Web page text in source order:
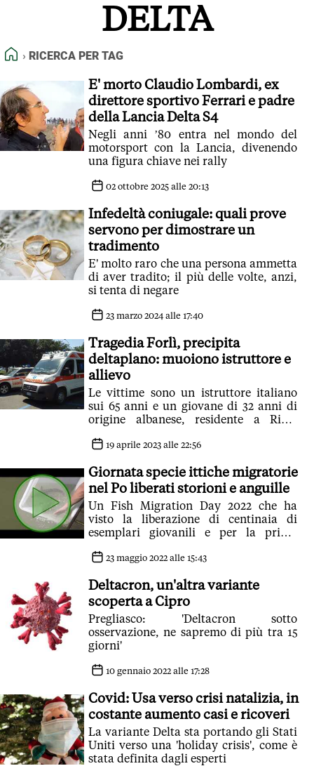
NORMATIVE DEONTOLOGICHE
TERMINI e CONDIZIONI
DELTA
HOME
RICERCA PER TAG
E' morto Claudio Lombardi, ex
direttore sportivo Ferrari e padre
della Lancia Delta S4
Negli anni ’80 entra nel mondo del
motorsport con la Lancia, divenendo
una figura chiave nei rally
02 ottobre 2025 alle 20:13
Infedeltà coniugale: quali prove
servono per dimostrare un
tradimento
E' molto raro che una persona ammetta
di aver tradito; il più delle volte, anzi,
si tenta di negare
23 marzo 2024 alle 17:40
Tragedia Forlì, precipita
deltaplano: muoiono istruttore e
allievo
Le vittime sono un istruttore italiano
sui 65 anni e un giovane di 32 anni di
origine albanese, residente a Riolo
19 aprile 2023 alle 22:56
Giornata specie ittiche migratorie
nel Po liberati storioni e anguille
Un Fish Migration Day 2022 che ha
visto la liberazione di centinaia di
esemplari giovanili e per la prima
23 maggio 2022 alle 15:43
Deltacron, un'altra variante
scoperta a Cipro
Pregliasco: 'Deltacron sotto
osservazione, ne sapremo di più tra 15
giorni'
10 gennaio 2022 alle 17:28
Covid: Usa verso crisi natalizia, in
costante aumento casi e ricoveri
La variante Delta sta portando gli Stati
Uniti verso una 'holiday crisis', come è
stata definita dagli esperti